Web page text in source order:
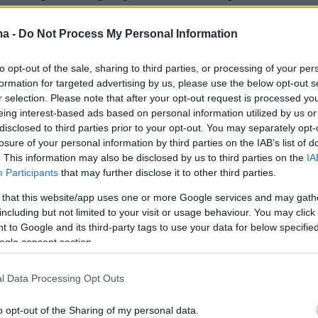
- Do Not Process My Personal Information
opt-out of the sale, sharing to third parties, or processing of your
for targeted advertising by us, please use the below opt-out
selection. Please note that after your opt-out request is processed
interest-based ads based on personal information utilized by us
to third parties prior to your opt-out. You may separately
of your personal information by third parties on the IAB’s list of
This information may also be disclosed by us to third parties on the
Participants that may further disclose it to other third parties.
that this website/app uses one or more Google services and may
but not limited to your visit or usage behaviour. You may
to Google and its third-party tags to use your data for below
consent section.
Data Processing Opt Outs
opt-out of the Sharing of my personal data.
που απέκτησε την κόρη του τον Μάρτιο του
Σάικ μεταμορφώθηκε σε
για το Χάλογουιν - «Αιώνιο
σχολίασε
δημοσίευσε στα μέσα κοινωνικής
με τη μεταμφίεσή της
5
1